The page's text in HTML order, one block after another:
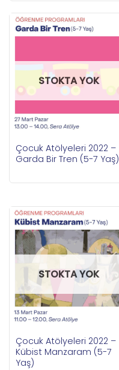
STOKTA YOK
Çocuk Atölyeleri 2022 –
Garda Bir Tren (5-7 Yaş)
STOKTA YOK
Çocuk Atölyeleri 2022 –
Kübist Manzaram (5-7
Yaş)